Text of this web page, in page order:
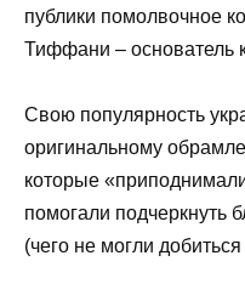
публики помолвочное
Тиффани – основатель
Свою популярность
оригинальному
которые
помогали подчеркнуть
(чего не могли